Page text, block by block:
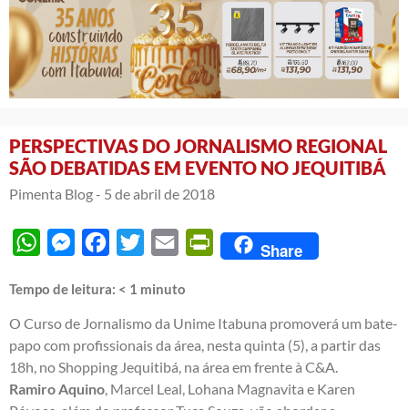
PERSPECTIVAS DO JORNALISMO REGIONAL
SÃO DEBATIDAS EM EVENTO NO JEQUITIBÁ
Pimenta Blog - 5 de abril de 2018
WhatsAppMessengerFacebook
Twitter Email PrintFriendly
Share
Tempo de leitura: < 1 minuto
O Curso de Jornalismo da Unime Itabuna promoverá um bate-
papo com profissionais da área, nesta quinta (5), a partir das
18h, no Shopping Jequitibá, na área em frente à C&A.
Ramiro Aquino , Marcel Leal, Lohana Magnavita e Karen